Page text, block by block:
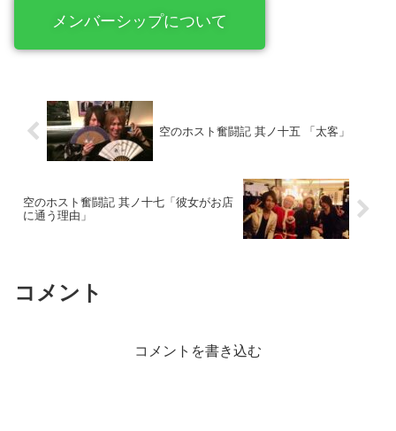
メンバーシップについて
空のホスト奮闘記 其ノ十五 「太客」
空のホスト奮闘記 其ノ十七「彼女がお店
に通う理由」
コメント
コメントを書き込む